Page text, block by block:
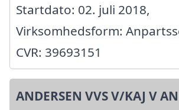
Startdato: 02. juli 2018,
Virksomhedsform:
CVR: 39693151
ANDERSEN VVS V/KAJ V